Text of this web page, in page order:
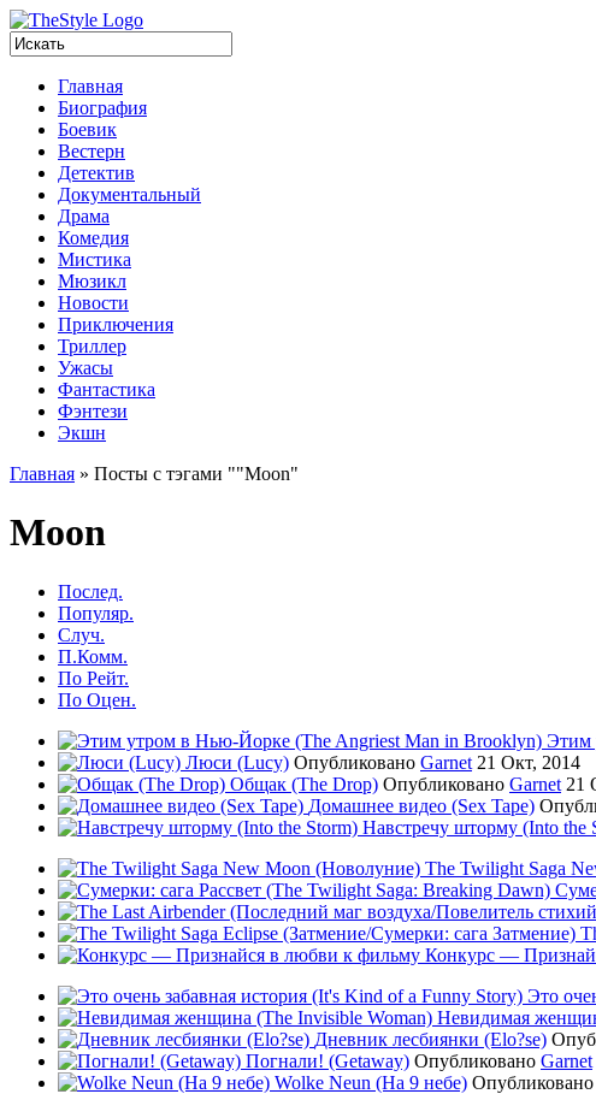
Главная
Биография
Боевик
Вестерн
Детектив
Документальный
Драма
Комедия
Мистика
Мюзикл
Новости
Приключения
Триллер
Ужасы
Фантастика
Фэнтези
Экшн
Главная » Посты с тэгами ""Moon"
Moon
Послед.
Популяр.
Случ.
П.Комм.
По Рейт.
По Оцен.
Этим
Люси (Lucy) Опубликовано Garnet 21 Окт, 2014
Общак (The Drop) Опубликовано Garnet 21
Домашнее видео (Sex Tape)
Навстречу шторму (Into the
The Twilight Saga
Конкурс —
Это
Невидимая
Дневник лесбиянки (Elo?se)
Погнали! (Getaway) Опубликовано Garnet
Wolke Neun (На 9 небе) Опубликовано